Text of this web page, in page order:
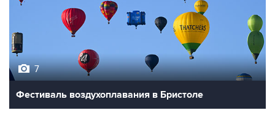
7
Фестиваль воздухоплавания в Бристоле